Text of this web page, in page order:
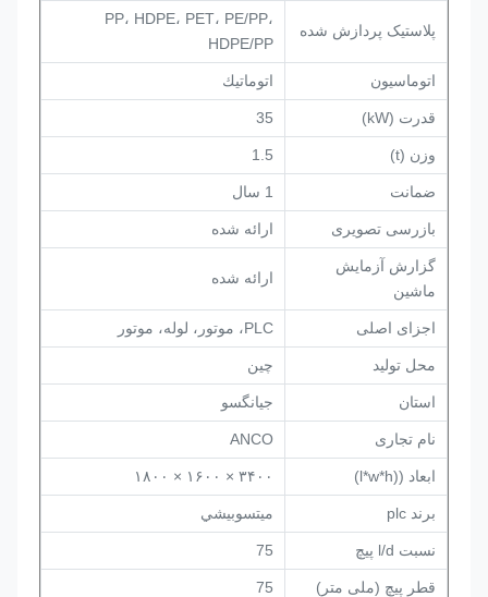
پلاستیک پردازش شده
PP، HDPE، PET، PE/PP،
HDPE/PP
اتوماسیون اتوماتيك
قدرت (kW)
ضمانت
بازرسی تصویری ارائه شده
گزارش آزمایش
ماشین
ارائه شده
اجزای اصلی
محل تولید
استان جیانگسو
نام تجاری ANCO
ابعاد ((l*w*h)
ميتسوبيشي
نسبت l/d پیچ
قطر پیچ (ملی متر)